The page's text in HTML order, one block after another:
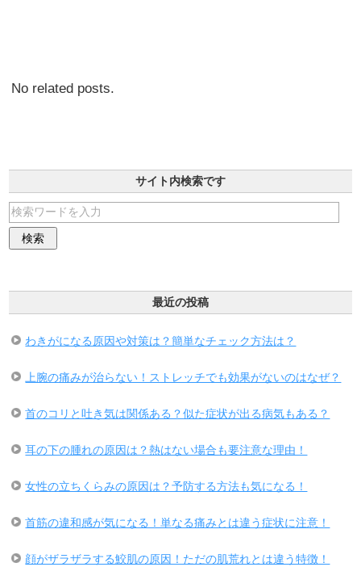
No related posts.
サイト内検索です
最近の投稿
わきがになる原因や対策は？簡単なチェック方法は？
上腕の痛みが治らない！ストレッチでも効果がないのはなぜ？
首のコリと吐き気は関係ある？似た症状が出る病気もある？
耳の下の腫れの原因は？熱はない場合も要注意な理由！
女性の立ちくらみの原因は？予防する方法も気になる！
首筋の違和感が気になる！単なる痛みとは違う症状に注意！
顔がザラザラする鮫肌の原因！ただの肌荒れとは違う特徴！